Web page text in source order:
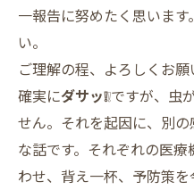
一報告に努めたく思いま
い。
ご理解の程、よろしくお願
確実にダサッ❕❕ですが、
せん。それを起因に、別
な話です。それぞれの医
わせ、背え一杯、予防策を